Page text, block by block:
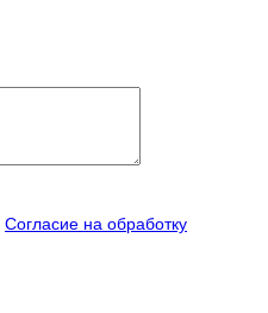
Согласие на обработку